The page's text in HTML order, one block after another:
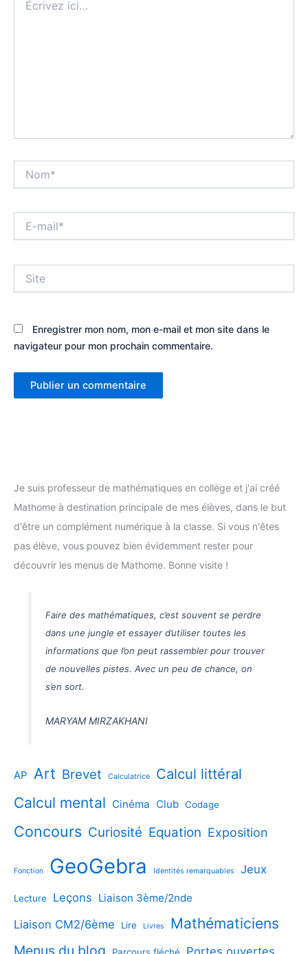
ici…
mail*
Enregistrer mon nom, mon e-mail et mon site dans le
navigateur pour mon prochain commentaire.
Je suis professeur de mathématiques en collège et j'ai créé
Mathome à destination principale de mes élèves, dans le but
d'être un complément numérique à la classe. Si vous n'êtes
pas élève, vous pouvez bien évidemment rester pour
découvrir les menus de Mathome. Bonne visite !
Faire des mathématiques, c’est souvent se perdre
dans une jungle et essayer d’utiliser toutes les
informations que l’on peut rassembler pour trouver
de nouvelles pistes. Avec un peu de chance, on
s’en sort.
MARYAM MIRZAKHANI
AP Art Brevet Calculatrice
Calcul littéral
Calcul mental Cinéma Club Codage
Concours Curiosité Equation Exposition
Fonction GeoGebra Identités remarquables Jeux
Lecture Leçons Liaison 3ème/2nde
Liaison CM2/6ème Lire Livres Mathématiciens
Menus du blog Parcours fléché Portes ouvertes